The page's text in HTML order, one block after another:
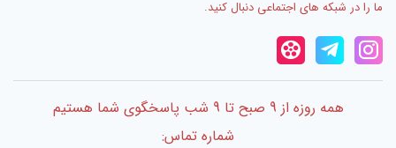
ما را در شبکه های اجتماعی دنبال کنید.
همه روزه از 9 صبح تا 9 شب پاسخگوی شما هستیم
شماره تماس: